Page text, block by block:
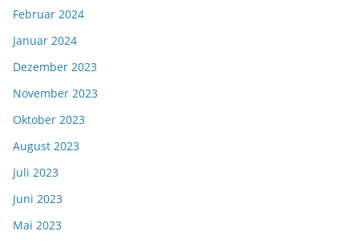
Februar 2024
Januar 2024
Dezember 2023
November 2023
Oktober 2023
August 2023
Juli 2023
Juni 2023
Mai 2023